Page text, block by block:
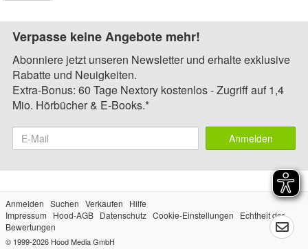
Verpasse keine Angebote mehr!
Abonniere jetzt unseren Newsletter und erhalte exklusive
Rabatte und Neuigkeiten.
Extra-Bonus: 60 Tage Nextory kostenlos - Zugriff auf 1,4
Mio. Hörbücher & E-Books.*
Anmelden
Anmelden Suchen Verkaufen
Hilfe
Impressum
Hood-AGB Datenschutz Cookie-Einstellungen
Echtheit der
Bewertungen
© 1999-2026 Hood Media GmbH